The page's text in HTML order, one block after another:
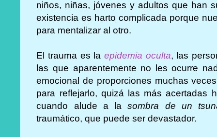
niños, niñas, jóvenes y adultos que han
existencia es harto complicada porque
para mentalizar al otro.
El trauma es laepidemia oculta, las
las que aparentemente no les ocurre
emocional de proporciones muchas
para reflejarlo, quizá las más acertadas
cuando alude a lasombra de un
traumático, que puede ser devastador.